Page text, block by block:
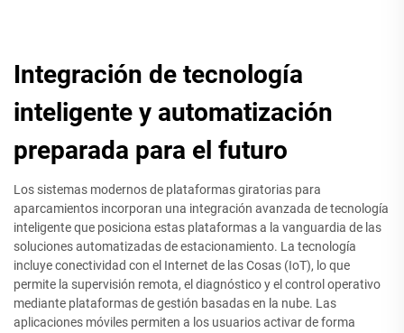
Integración de tecnología
inteligente y automatización
preparada para el futuro
Los sistemas modernos de plataformas giratorias para
aparcamientos incorporan una integración avanzada de tecnología
inteligente que posiciona estas plataformas a la vanguardia de las
soluciones automatizadas de estacionamiento. La tecnología
incluye conectividad con el Internet de las Cosas (IoT), lo que
permite la supervisión remota, el diagnóstico y el control operativo
mediante plataformas de gestión basadas en la nube. Las
aplicaciones móviles permiten a los usuarios activar de forma